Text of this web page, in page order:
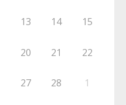
13 14 15
20 21 22
27 28 1